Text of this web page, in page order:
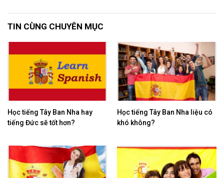
TIN CÙNG CHUYÊN MỤC
Học tiếng Tây Ban Nha hay
tiếng Đức sẽ tốt hơn?
Học tiếng Tây Ban Nha liệu có
khó không?